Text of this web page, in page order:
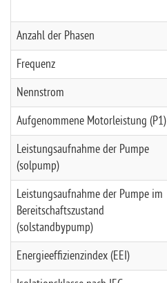
Anzahl der Phasen
Frequenz
Nennstrom
Aufgenommene Motorleistung (P1)
Leistungsaufnahme der Pumpe
(solpump)
Leistungsaufnahme der Pumpe im
Bereitschaftszustand
(solstandbypump)
Energieeffizienzindex (EEI)